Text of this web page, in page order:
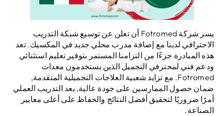
يسر شركة Fotromed أن تعلن عن توسيع شبكة التدريب
الاحترافي لدينا مع إضافة مدرب محلي جديد في المكسيك. تعد
هذه المبادرة جزءًا من التزامنا المستمر بتوفير تعليم استثنائي
ودعم فني لمحترفي التجميل الذين يستخدمون معدات
Fotromed. مع تزايد شعبية العلاجات التجميلية المتقدمة,
ضمان حصول الممارسين على جودة عالية, يعد التدريب العملي
أمرًا ضروريًا لتحقيق أفضل النتائج والحفاظ على أعلى معايير
الصناعة.